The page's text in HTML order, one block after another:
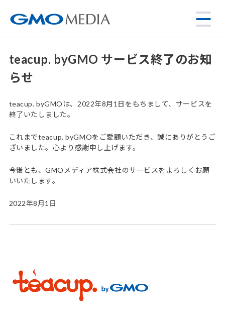
teacup. byGMO サービス終了のお知
らせ
teacup. byGMOは、2022年8月1日をもちまして、サービスを
終了いたしました。
これまでteacup. byGMOをご愛顧いただき、誠にありがとうご
ざいました。心より感謝申し上げます。
今後とも、GMOメディア株式会社のサービスをよろしくお願
いいたします。
2022年8月1日